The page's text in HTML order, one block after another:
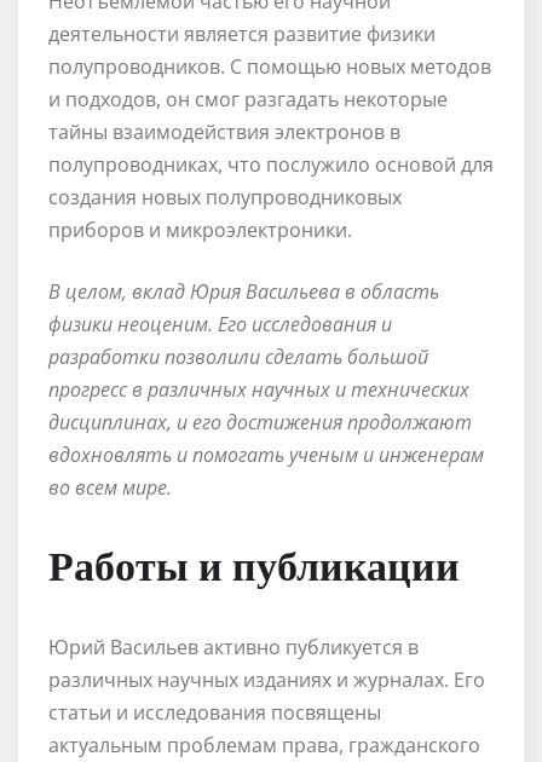
деятельности является развитие физики
полупроводников. С помощью новых методов
и подходов, он смог разгадать некоторые
тайны взаимодействия электронов в
полупроводниках, что послужило основой для
создания новых полупроводниковых
приборов и микроэлектроники.
В целом, вклад Юрия Васильева в область
физики неоценим. Его исследования и
разработки позволили сделать большой
прогресс в различных научных и технических
дисциплинах, и его достижения продолжают
вдохновлять и помогать ученым и инженерам
во всем мире.
Работы и публикации
Юрий Васильев активно публикуется в
различных научных изданиях и журналах. Его
статьи и исследования посвящены
актуальным проблемам права, гражданского